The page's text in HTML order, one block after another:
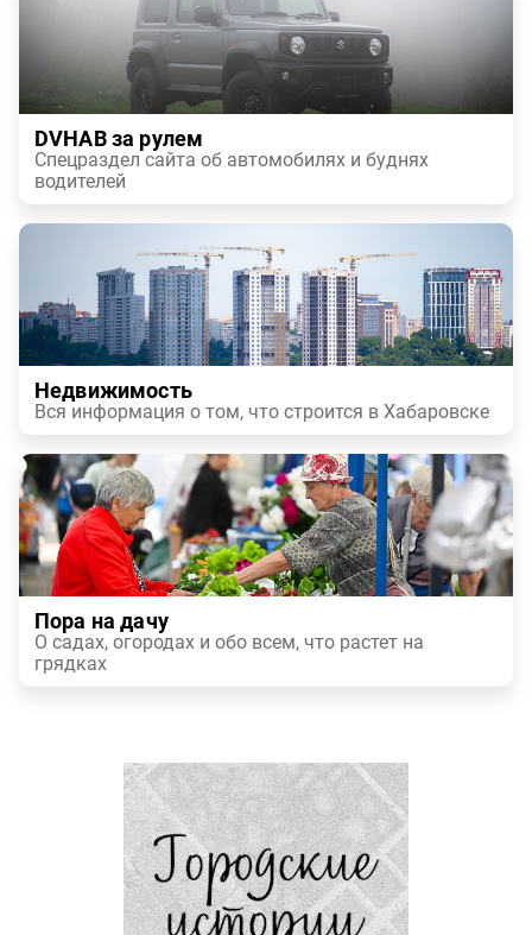
DVHAB за рулем
Спецраздел сайта об автомобилях и буднях
водителей
Недвижимость
Вся информация о том, что строится в Хабаровске
Пора на дачу
О садах, огородах и обо всем, что растет на
грядках